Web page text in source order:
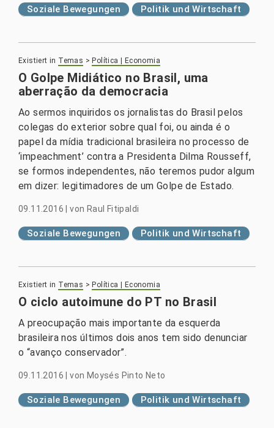
Soziale Bewegungen Politik und Wirtschaft
Existiert in Temas > Política | Economia
O Golpe Midiático no Brasil, uma
aberração da democracia
Ao sermos inquiridos os jornalistas do Brasil pelos
colegas do exterior sobre qual foi, ou ainda é o
papel da mídia tradicional brasileira no processo de
‘impeachment’ contra a Presidenta Dilma Rousseff,
se formos independentes, não teremos pudor algum
em dizer: legitimadores de um Golpe de Estado.
09.11.2016 |von Raul Fitipaldi
Soziale Bewegungen Politik und Wirtschaft
Existiert in Temas > Política | Economia
O ciclo autoimune do PT no Brasil
A preocupação mais importante da esquerda
brasileira nos últimos dois anos tem sido denunciar
o “avanço conservador”.
09.11.2016 |von Moysés Pinto Neto
Soziale Bewegungen Politik und Wirtschaft